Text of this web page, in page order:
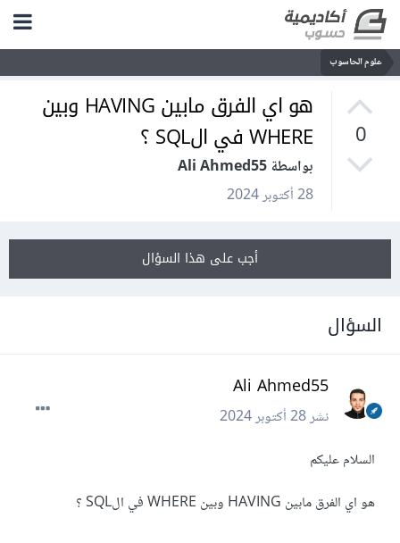
علوم الحاسوب
0
هو اي الفرق مابين HAVING وبين
WHERE في الSQL ؟
بواسطة Ali Ahmed55
28 أكتوبر 2024
أجب على هذا السؤال
السؤال
Ali Ahmed55
نشر28 أكتوبر 2024
السلام عليكم
هو اي الفرق مابين HAVING وبين WHERE في الSQL ؟